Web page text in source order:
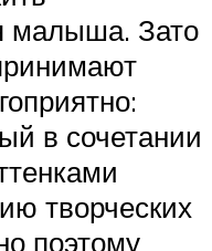
малыша. Зато
в сочетании
творческих
поэтому